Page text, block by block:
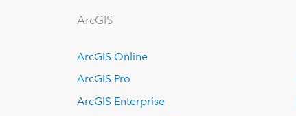
ArcGIS
ArcGIS Online
ArcGIS Pro
ArcGIS Enterprise